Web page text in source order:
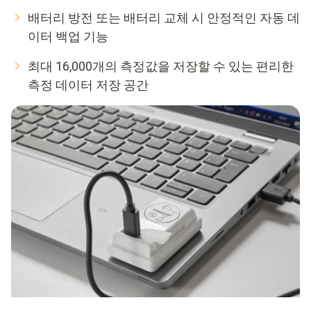
배터리 방전 또는 배터리 교체 시 안정적인 자동 데
이터 백업 기능
최대 16,000개의 측정값을 저장할 수 있는 편리한
측정 데이터 저장 공간